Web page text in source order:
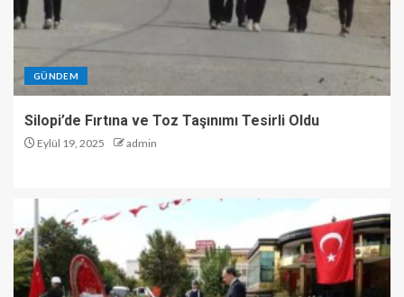
GÜNDEM
Silopi’de Fırtına ve Toz Taşınımı Tesirli Oldu
Eylül 19, 2025 admin